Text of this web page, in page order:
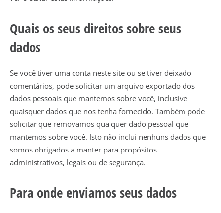
Quais os seus direitos sobre seus
dados
Se você tiver uma conta neste site ou se tiver deixado
comentários, pode solicitar um arquivo exportado dos
dados pessoais que mantemos sobre você, inclusive
quaisquer dados que nos tenha fornecido. Também pode
solicitar que removamos qualquer dado pessoal que
mantemos sobre você. Isto não inclui nenhuns dados que
somos obrigados a manter para propósitos
administrativos, legais ou de segurança.
Para onde enviamos seus dados